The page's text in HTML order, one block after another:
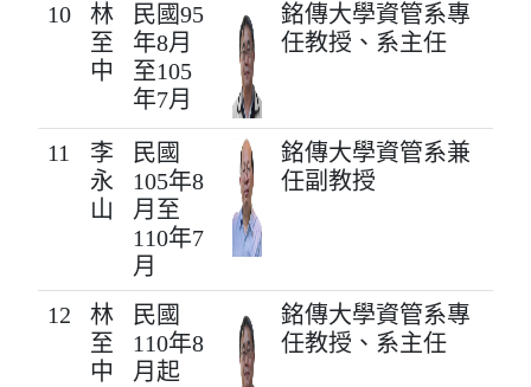
10
林
至
中
民國95
年8月
至105
年7月
銘傳大學資管系專
任教授、系主任
11
李
永
山
民國
105年8
月至
110年7
月
銘傳大學資管系兼
任副教授
12
林
至
中
民國
110年8
月起
銘傳大學資管系專
任教授、系主任